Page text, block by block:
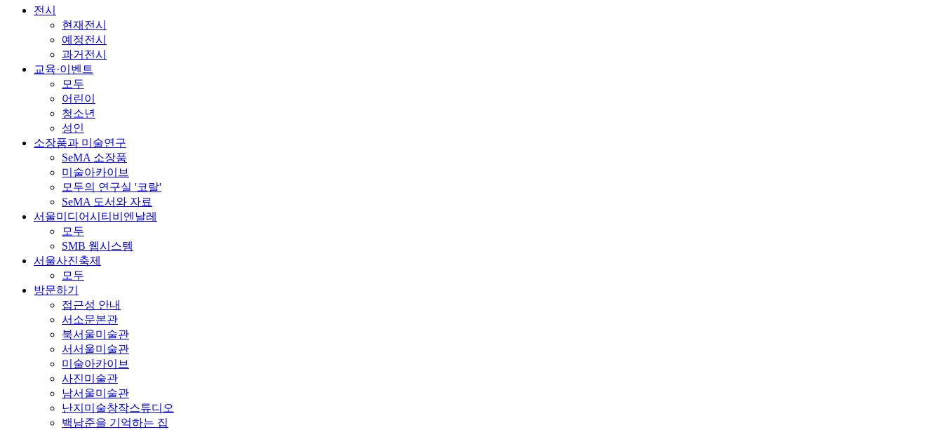
전시
현재전시
예정전시
과거전시
교육·이벤트
모두
어린이
청소년
성인
소장품과 미술연구
SeMA 소장품
미술아카이브
모두의 연구실 '코랄'
SeMA 도서와 자료
서울미디어시티비엔날레
모두
SMB 웹시스템
서울사진축제
모두
방문하기
접근성 안내
서소문본관
북서울미술관
서서울미술관
미술아카이브
사진미술관
남서울미술관
난지미술창작스튜디오
백남준을 기억하는 집